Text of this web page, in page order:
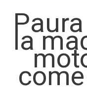
SERVIZI
CORSI PATENTE
CORSI PROFESSIONALI
PERCHÉ SCEGLIERCI
la